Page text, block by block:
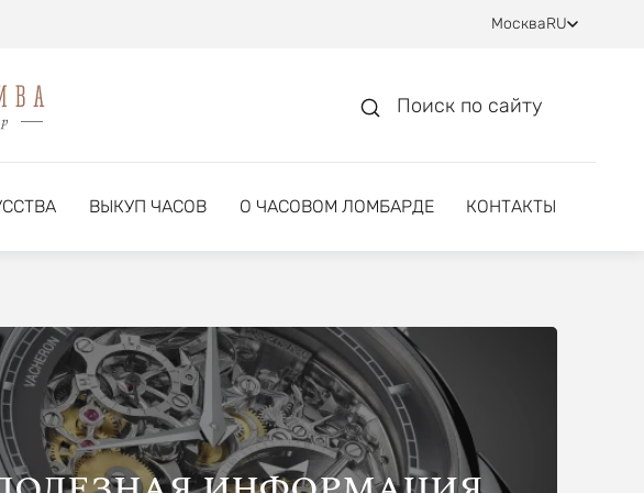
МоскваRU
Поиск по сайту
ВЫКУП ЧАСОВ О ЧАСОВОМ ЛОМБАРДЕ КОНТАКТЫ